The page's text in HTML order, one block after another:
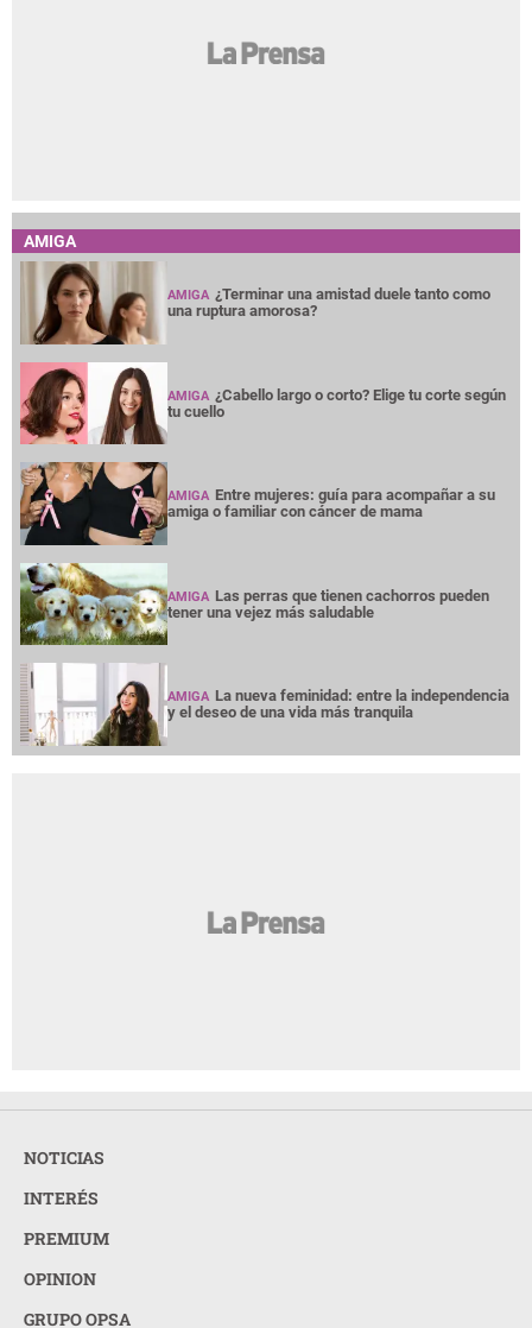
AMIGA
AMIGA ¿Terminar una amistad duele tanto como
una ruptura amorosa?
AMIGA ¿Cabello largo o corto? Elige tu corte según
tu cuello
AMIGA Entre mujeres: guía para acompañar a su
amiga o familiar con cáncer de mama
AMIGA Las perras que tienen cachorros pueden
tener una vejez más saludable
AMIGA La nueva feminidad: entre la independencia
y el deseo de una vida más tranquila
NOTICIAS
INTERÉS
PREMIUM
OPINION
GRUPO OPSA